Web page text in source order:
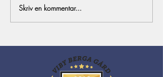
Skriv en kommentar...